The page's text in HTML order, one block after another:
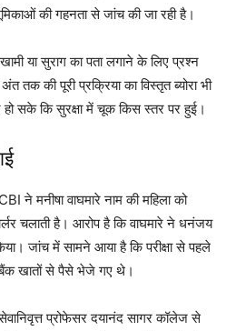
की गहनता से जांच की जा रही है।
या सुराग का पता लगाने के लिए प्रश्न
तक की पूरी प्रक्रिया का विस्तृत ब्योरा भी
हो सके कि सुरक्षा में चूक किस स्तर पर हुई।
मनीषा वाघमारे नाम की महिला को
चलाती है। आरोप है कि वाघमारे ने धनंजय
जांच में सामने आया है कि परीक्षा से पहले
बैंक खातों से पैसे भेजे गए थे।
प्रोफेसर दयानंद सागर कॉलेज से